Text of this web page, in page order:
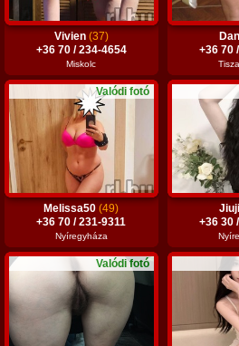
Vivien (37)
+36 70 / 234-4654
Miskolc
+36 70
Valódi fotó
Melissa50(49)
+36 70 / 231-9311
Nyíregyháza
+36 30
Valódi fotó